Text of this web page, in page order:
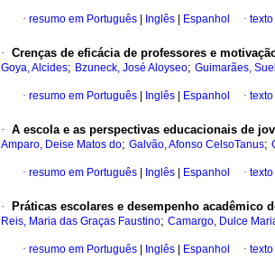
· resumo em Português Inglês Espanhol ·
· Crenças de eficácia de professores e
Goya, Alcides; Bzuneck, José Aloyseo; Guimarães,
· resumo em Português Inglês Espanhol ·
· A escola e as perspectivas educacionais de
Amparo, Deise Matos do; Galvão, Afonso CelsoTanus;
· resumo em Português Inglês Espanhol ·
· Práticas escolares e desempenho acadêmico
Reis, Maria das Graças Faustino; Camargo, Dulce
· resumo em Português Inglês Espanhol ·